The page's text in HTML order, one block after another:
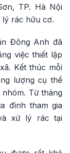
TP. Hà Nội
lý rác hữu cơ.
Đông Anh đã
việc thiết lập
Kết thúc mỗi
lượng cụ thể
Từ tháng
đình tham gia
xử lý rác tại